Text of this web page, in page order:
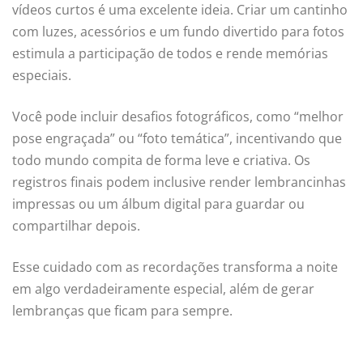
vídeos curtos é uma excelente ideia. Criar um cantinho
com luzes, acessórios e um fundo divertido para fotos
estimula a participação de todos e rende memórias
especiais.
Você pode incluir desafios fotográficos, como “melhor
pose engraçada” ou “foto temática”, incentivando que
todo mundo compita de forma leve e criativa. Os
registros finais podem inclusive render lembrancinhas
impressas ou um álbum digital para guardar ou
compartilhar depois.
Esse cuidado com as recordações transforma a noite
em algo verdadeiramente especial, além de gerar
lembranças que ficam para sempre.